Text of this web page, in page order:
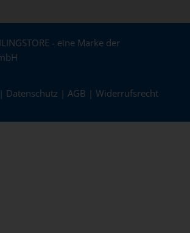
- eine Marke der
| Datenschutz | AGB | Widerrufsrecht
über den gesperrten Inhalt.